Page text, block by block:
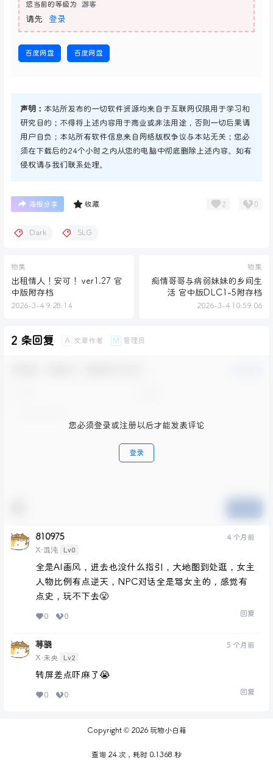
您当前的等级为 游客
请先 登录
百度网盘 百度网盘
声明： 本站所发布的一切软件资源均来自于互联网仅限用于学习和
研究目的；不得将上述内容用于商业或非法用途，否则一切后果请
用户自负；本站所有软件信息来自网络版权争议与本站无关；您必
须在下载后的24个小时之内从您的电脑中彻底删除上述内容。如有
侵权请与我们联系处理。
海报分享 收藏 2 0
Dark SLG
物集
出租情人！安可！ ver1.27 官
中版附存档
2026-3-4 9:28:14
物集
痴情哥哥与病弱妹妹的乡间生
活 官中版DLC1-5附存档
2026-3-4 10:59:06
2 条回复 A 文章作者 M 管理员
您必须登录或注册以后才能发表评论
登录
810975
X·混沌 Lv0
4 个月前
全是AI画风，进去也没什么指引，大地图到处逛，女主
人物比例有点逆天，NPC对话全是骂女主的，感觉有
点史，玩不下去😤
0 0 回复
荨晓
X·未央 Lv2
5 个月前
转屏差点吓麻了😭
0 0 回复
Copyright © 2026玩物小白箱
查询 24 次，耗时 0.1368 秒